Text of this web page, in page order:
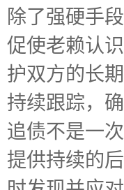
除了强硬手
促使老赖认
护双方的长
持续跟踪，
追债不是一
提供持续的